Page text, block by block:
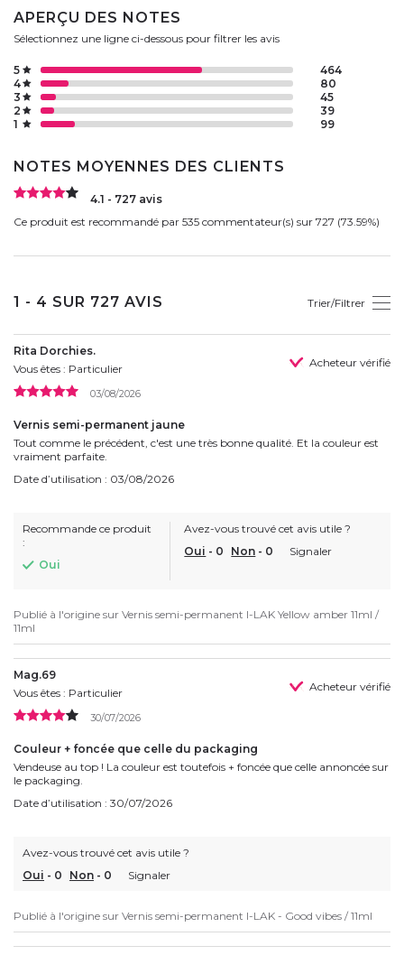
APERÇU DES NOTES
Sélectionnez une ligne ci-dessous pour filtrer les avis
1 99
2 39
3 45
4 80
5 464
NOTES MOYENNES DES CLIENTS
4.1 - 727 avis
Ce produit est recommandé par 535 commentateur(s) sur 727 (73.59%)
1 - 4 SUR 727 AVIS Trier/Filtrer
Rita Dorchies.
Vous êtes : Particulier
Acheteur vérifié
03/08/2026
Vernis semi-permanent jaune
Tout comme le précédent, c'est une très bonne qualité. Et la couleur est
vraiment parfaite.
Date d’utilisation : 03/08/2026
Recommande ce produit
:
Oui
Avez-vous trouvé cet avis utile ?
Oui - 0 Non - 0 Signaler
Publié à l'origine sur Vernis semi-permanent I-LAK Yellow amber 11ml /
11ml
Mag.69
Vous êtes : Particulier
Acheteur vérifié
30/07/2026
Couleur + foncée que celle du packaging
Vendeuse au top ! La couleur est toutefois + foncée que celle annoncée sur
le packaging.
Date d’utilisation : 30/07/2026
Avez-vous trouvé cet avis utile ?
Oui - 0 Non - 0 Signaler
Publié à l'origine sur Vernis semi-permanent I-LAK - Good vibes / 11ml